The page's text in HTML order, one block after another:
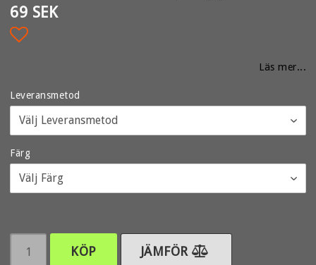
69 SEK
Läs mer...
Leveransmetod
Färg
KÖP JÄMFÖR